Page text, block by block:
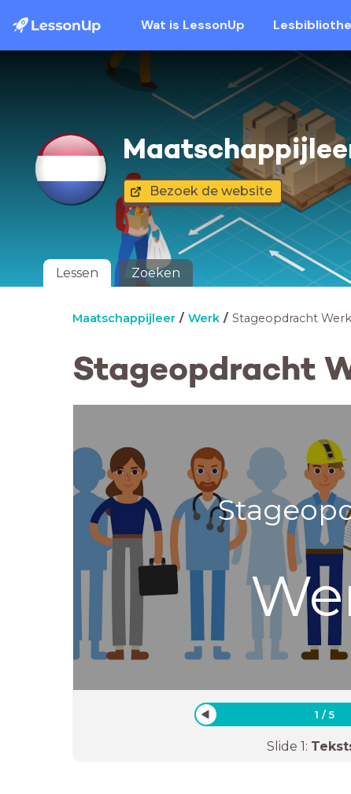
Wat is LessonUp
Bezoek de website
Lessen Zoeken
Maatschappijleer Werk Stageopdracht Werk
Stageopdracht
1 /5
Slide 1: